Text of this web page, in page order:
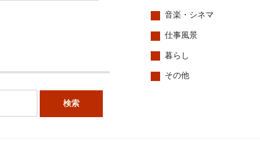
音楽・シネマ
仕事風景
暮らし
その他